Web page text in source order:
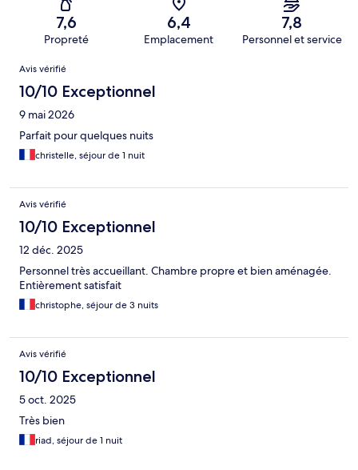
7,6
Propreté
6,4
Emplacement
7,8
Personnel et service
Avis
Avis vérifié
10/10 Exceptionnel
9 mai 2026
Parfait pour quelques nuits
christelle, séjour de 1 nuit
Avis vérifié
10/10 Exceptionnel
12 déc. 2025
Personnel très accueillant. Chambre propre et bien aménagée.
Entièrement satisfait
christophe, séjour de 3 nuits
Avis vérifié
10/10 Exceptionnel
5 oct. 2025
Très bien
riad, séjour de 1 nuit